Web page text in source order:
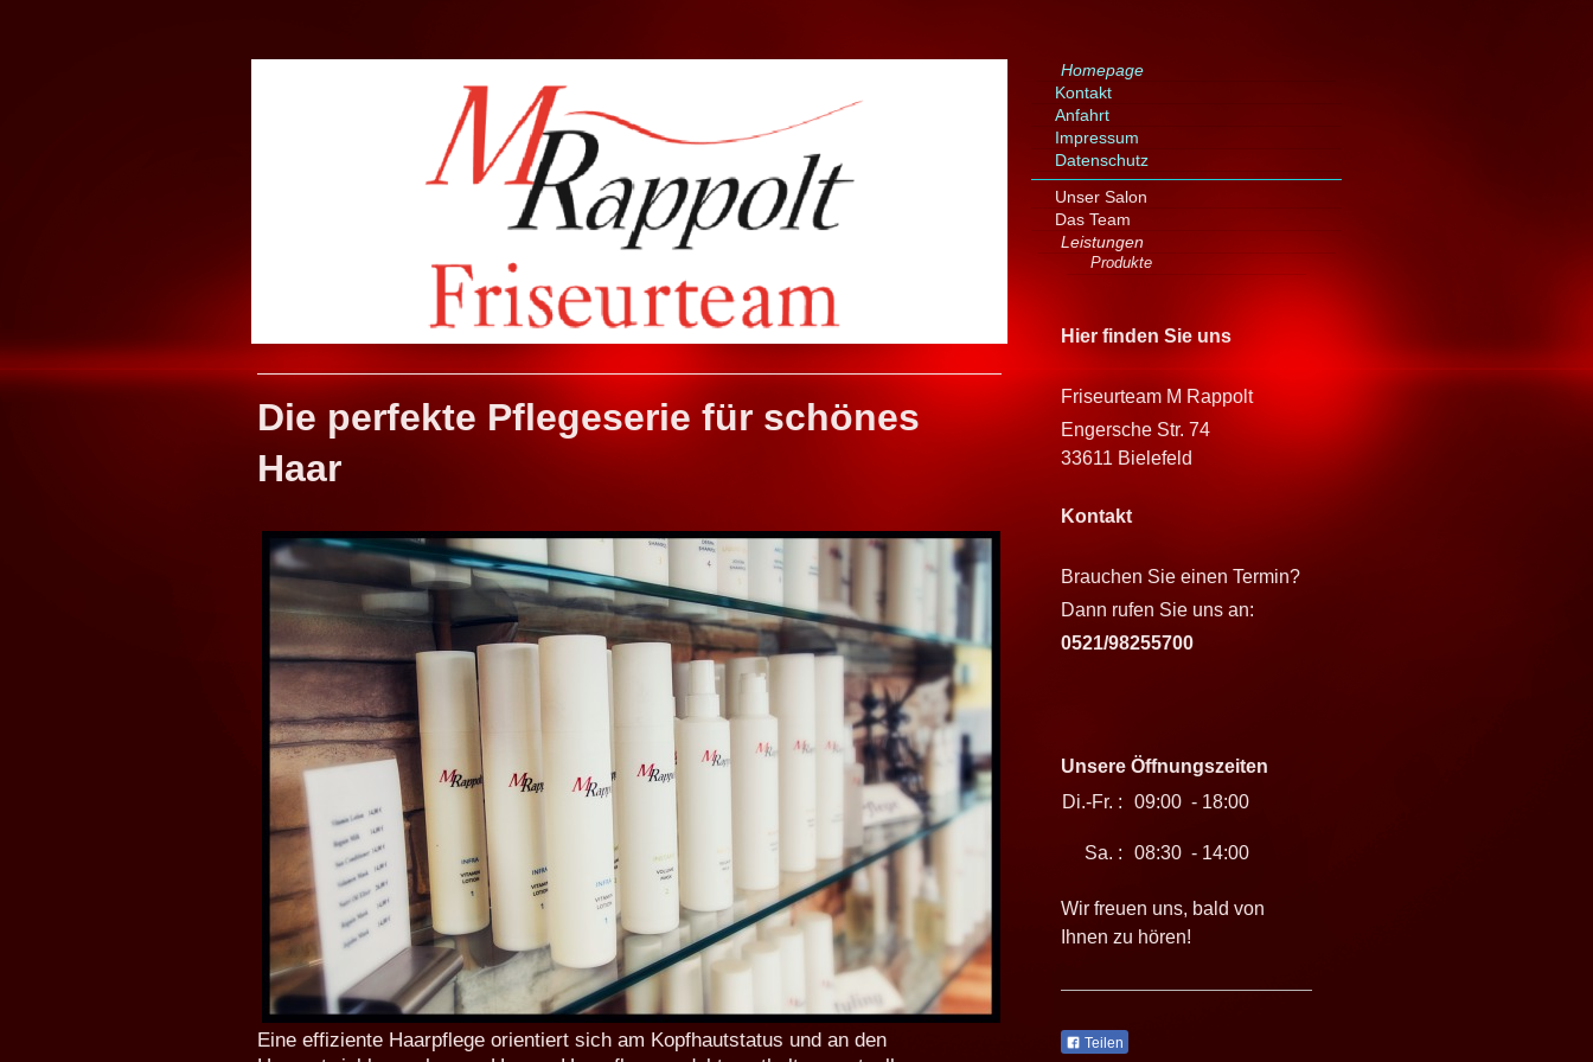
Die perfekte Pflegeserie für schönes
Haar
Eine effiziente Haarpflege orientiert sich am Kopfhautstatus und an den
Homepage
Kontakt
Anfahrt
Impressum
Datenschutz
Unser Salon
Das Team
Leistungen
Produkte
Hier finden Sie uns
Friseurteam M Rappolt
Engersche Str. 74
33611 Bielefeld
Kontakt
Brauchen Sie einen Termin?
Dann rufen Sie uns an:
0521/98255700
Unsere Öffnungszeiten
Di.-Fr. :
09:00 - 18:00
Sa. : 08:30 - 14:00
Wir freuen uns, bald von
Ihnen zu hören!
Teilen